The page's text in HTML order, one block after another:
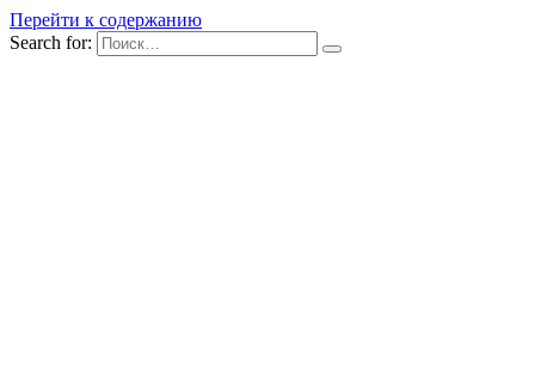
Перейти к содержанию
Search for: